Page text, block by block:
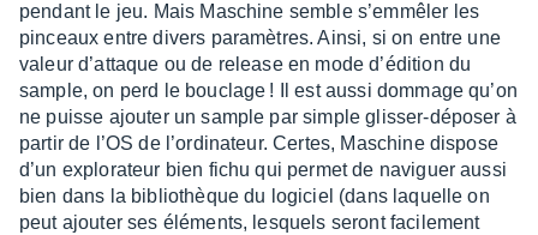
pendant le jeu. Mais Maschine semble s’em­mê­ler les
pinceaux entre divers para­mètres. Ainsi, si on entre une
valeur d’at­taque ou de release en mode d’édi­tion du
sample, on perd le bouclage ! Il est aussi dommage qu’on
ne puisse ajou­ter un sample par simple glis­ser-dépo­ser à
partir de l’OS de l’or­di­na­teur. Certes, Maschine dispose
d’un explo­ra­teur bien fichu qui permet de navi­guer aussi
bien dans la biblio­thèque du logi­ciel (dans laquelle on
peut ajou­ter ses éléments, lesquels seront faci­le­ment